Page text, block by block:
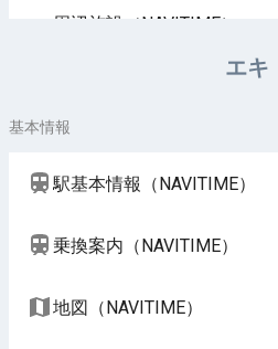
周辺施設（NAVITIME）
エキ
基本情報
駅基本情報（NAVITIME）
乗換案内（NAVITIME）
地図（NAVITIME）